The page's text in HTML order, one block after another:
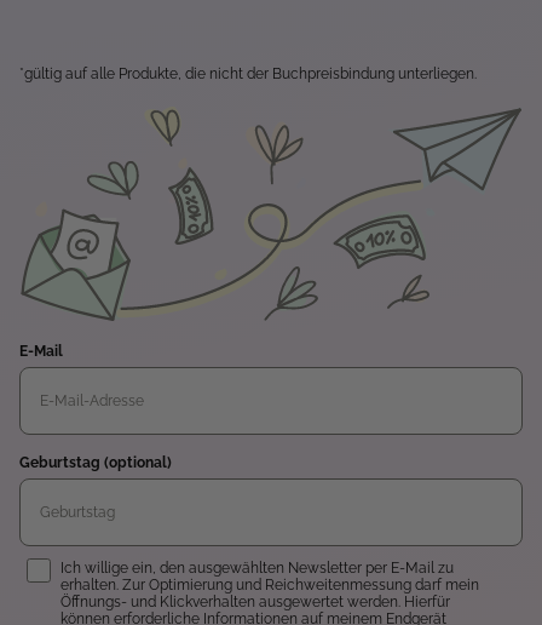
*gültig auf alle Produkte, die nicht der Buchpreisbindung unterliegen.
E-Mail
Geburtstag (optional)
Einwilligung
Ich willige ein, den ausgewählten Newsletter per E-Mail zu
erhalten. Zur Optimierung und Reichweitenmessung darf mein
Öffnungs- und Klickverhalten ausgewertet werden. Hierfür
können erforderliche Informationen auf meinem Endgerät